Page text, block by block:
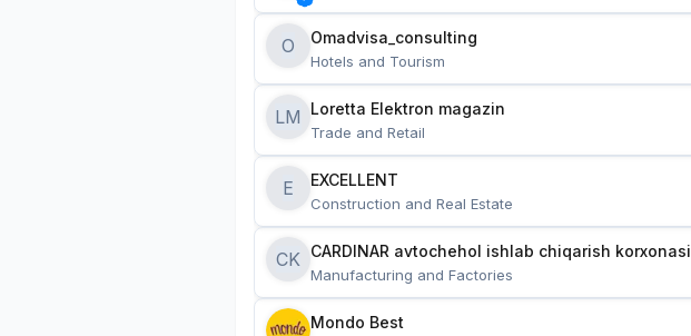
O Omadvisa_consulting
Hotels and Tourism
LM Loretta Elektron magazin
Trade and Retail
E EXCELLENT
Construction and Real Estate
CK CARDINAR avtochehol ishlab chiqarish korxonasi
Manufacturing and Factories
Mondo Best